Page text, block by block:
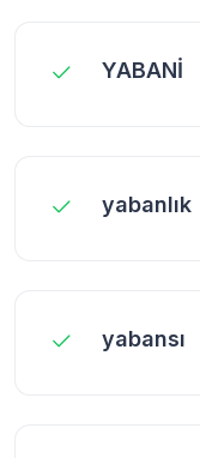
YABANİ
yabanlık
yabansı